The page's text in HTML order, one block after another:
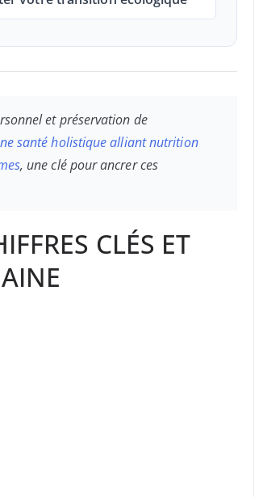
et préservation de
santé holistique alliant nutrition
, une clé pour ancrer ces
CLÉS ET